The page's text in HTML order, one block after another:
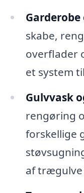
Garderobe
skabe,
overflader
et system
Gulvvask
rengøring
forskellige
af trægulve